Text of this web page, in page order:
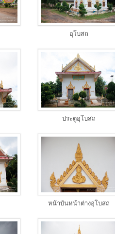
อุโบสถ
ประตูอุโบสถ
หน้าบันหน้าต่างอุโบสถ